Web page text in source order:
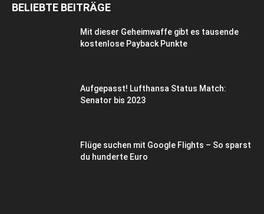
BELIEBTE BEITRÄGE
Mit dieser Geheimwaffe gibt es tausende
kostenlose Payback Punkte
Aufgepasst! Lufthansa Status Match:
Senator bis 2023
Flüge suchen mit Google Flights – So sparst
du hunderte Euro